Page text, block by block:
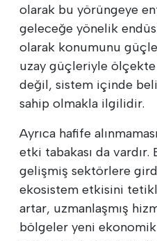
olarak bu yörüngeye
geleceğe yönelik
olarak konumunu
uzay güçleriyle
değil, sistem içinde
sahip olmakla ilgilidir.
Ayrıca hafife
etki tabakası da vardır.
gelişmiş sektörlere
ekosistem etkisini
artar, uzmanlaşmış
bölgeler yeni ekonomik